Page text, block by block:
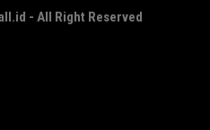
- All Right Reserved